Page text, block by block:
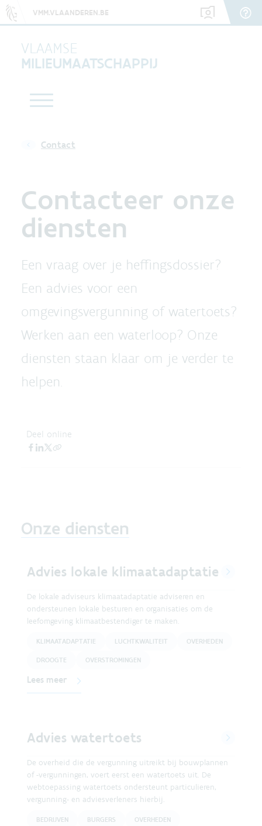
VMM.VLAANDEREN.BE
VLAAMSE
MILIEUMAATSCHAPPIJ
Contact
Contacteer onze
diensten
Een vraag over je heffingsdossier?
Een advies voor een
omgevingsvergunning of watertoets?
Werken aan een waterloop? Onze
diensten staan klaar om je verder te
helpen.
Deel online
Onze diensten
Advies lokale klimaatadaptatie
De lokale adviseurs klimaatadaptatie adviseren en
ondersteunen lokale besturen en organisaties om de
leefomgeving klimaatbestendiger te maken.
KLIMAATADAPTATIE LUCHTKWALITEIT OVERHEDEN
DROOGTE OVERSTROMINGEN
Lees meer
Advies watertoets
De overheid die de vergunning uitreikt bij bouwplannen
of -vergunningen, voert eerst een watertoets uit. De
webtoepassing watertoets ondersteunt particulieren,
vergunning- en adviesverleners hierbij.
BEDRIJVEN BURGERS OVERHEDEN